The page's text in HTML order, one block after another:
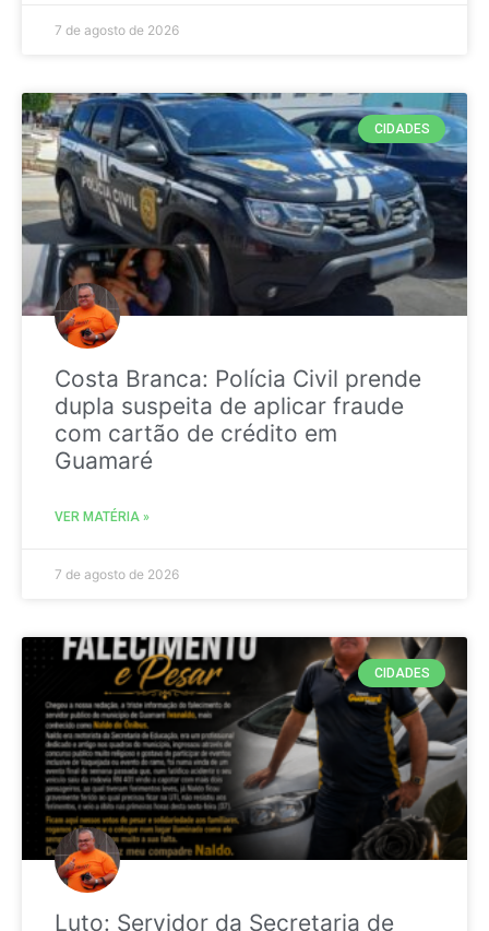
7 de agosto de 2026
CIDADES
Costa Branca: Polícia Civil prende
dupla suspeita de aplicar fraude
com cartão de crédito em
Guamaré
VER MATÉRIA »
7 de agosto de 2026
CIDADES
Luto: Servidor da Secretaria de